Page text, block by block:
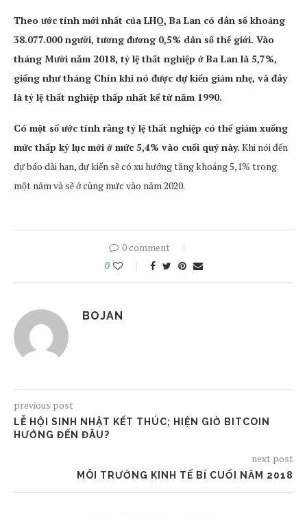
Theo ước tính mới nhất của LHQ, Ba Lan có dân số khoảng
38.077.000 người, tương đương 0,5% dân số thế giới. Vào
tháng Mười năm 2018, tỷ lệ thất nghiệp ở Ba Lan là 5,7%,
giống như tháng Chín khi nó được dự kiến giảm nhẹ, và đây
là tỷ lệ thất nghiệp thấp nhất kể từ năm 1990.
Có một số ước tính rằng tỷ lệ thất nghiệp có thể giảm xuống
mức thấp kỷ lục mới ở mức 5,4% vào cuối quý này. Khi nói đến
dự báo dài hạn, dự kiến sẽ có xu hướng tăng khoảng 5,1% trong
một năm và sẽ ở cùng mức vào năm 2020.
0 comment
0
BOJAN
previous post
LỄ HỘI SINH NHẬT KẾT THÚC; HIỆN GIỜ BITCOIN
HƯỚNG ĐẾN ĐÂU?
next post
MÔI TRƯỜNG KINH TẾ BỈ CUỐI NĂM 2018